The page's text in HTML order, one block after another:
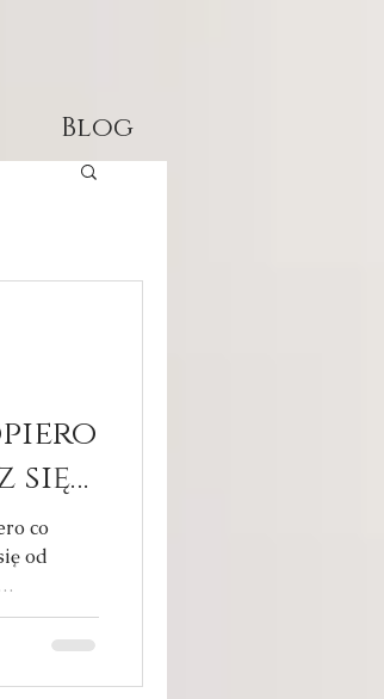
Blog
się
co
od
samych